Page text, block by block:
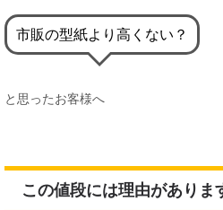
市販の型紙より高くない？
と思ったお客様へ
この値段には理由がありま